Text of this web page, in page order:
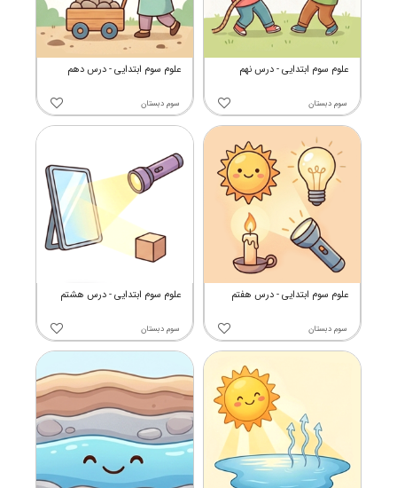
علوم سوم ابتدایی - درس دهم
سوم دبستان
علوم سوم ابتدایی - درس نهم
سوم دبستان
علوم سوم ابتدایی - درس هشتم
سوم دبستان
علوم سوم ابتدایی - درس هفتم
سوم دبستان